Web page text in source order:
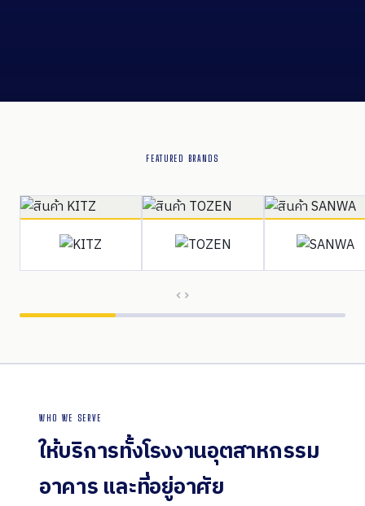
FEATURED BRANDS
WHO WE SERVE
ให้บริการทั้งโรงงานอุตสาหกรรม
อาคาร และที่อยู่อาศัย